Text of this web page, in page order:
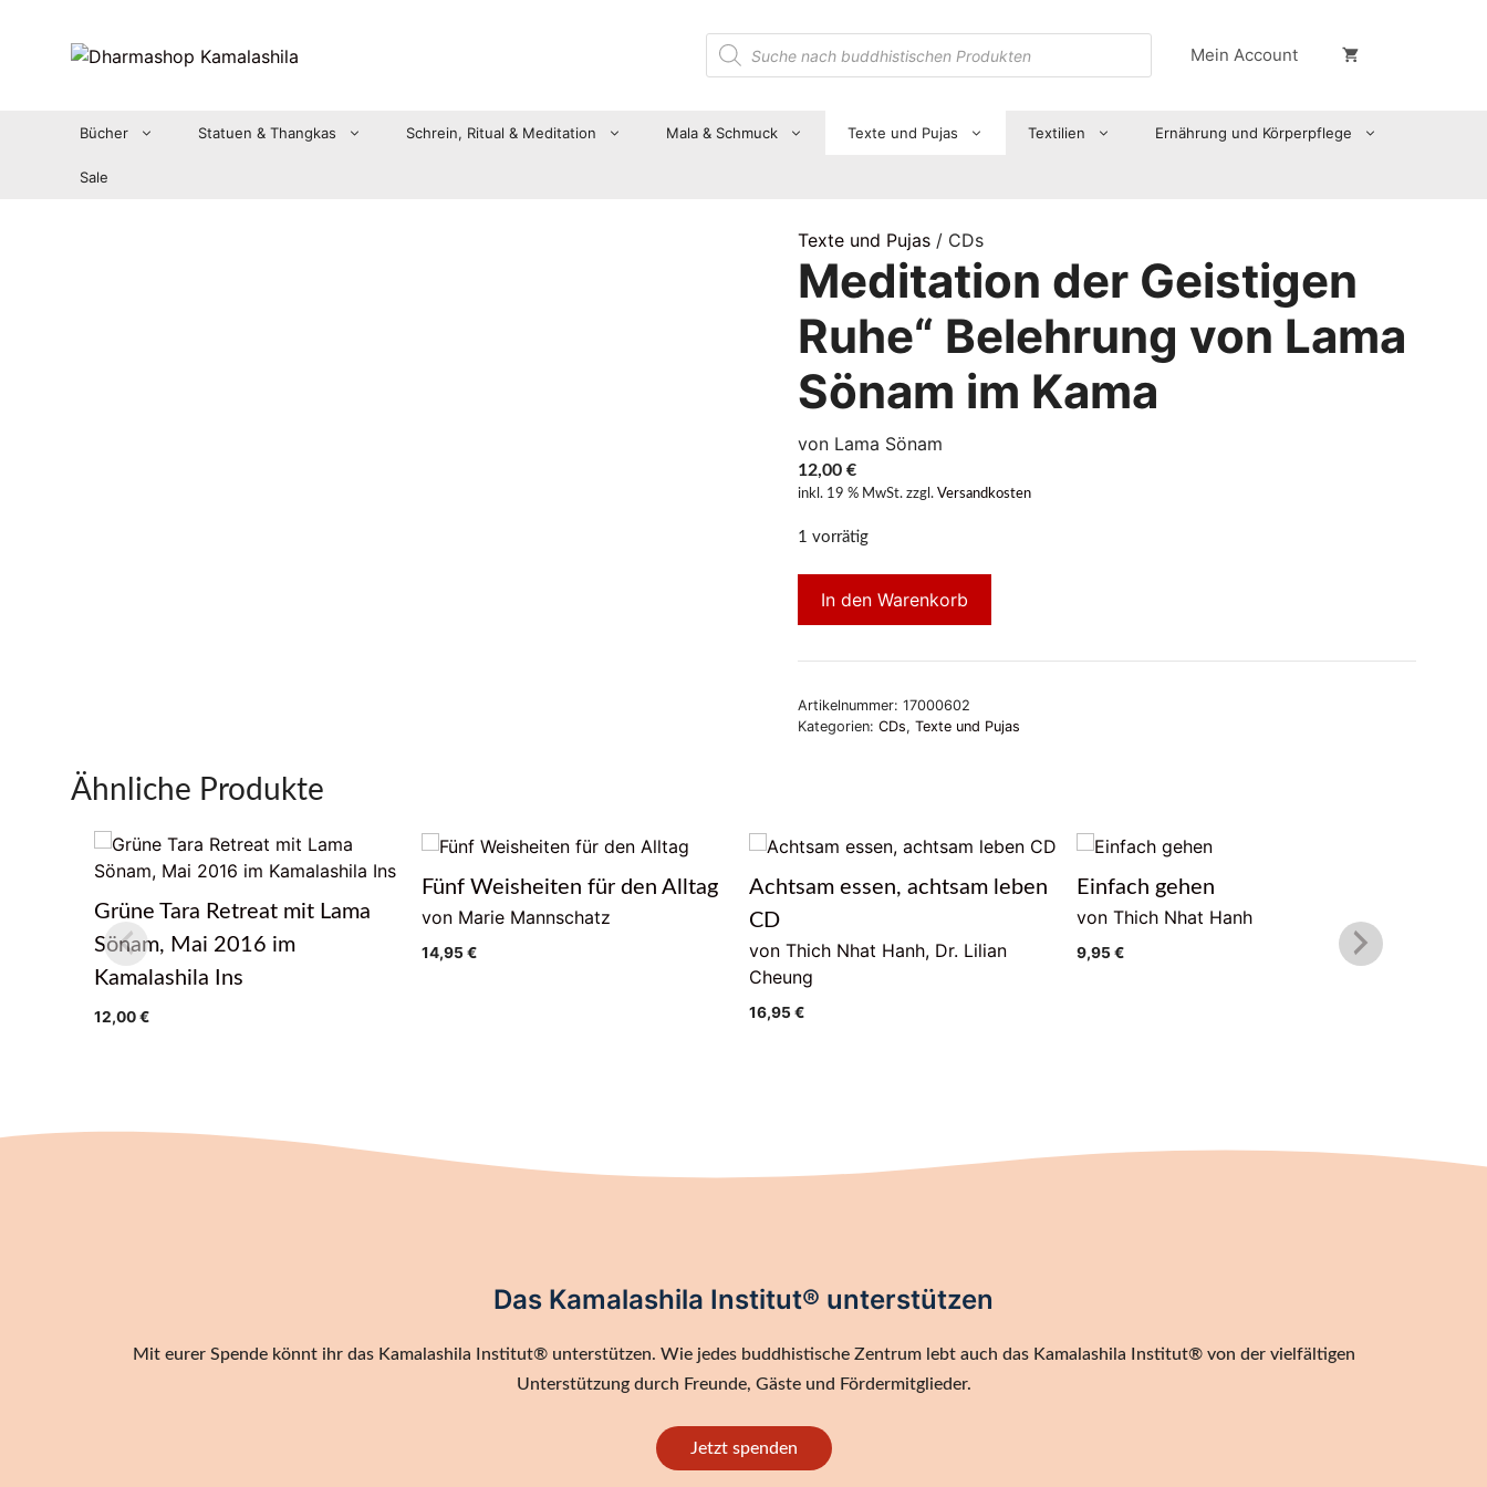
Suche
nach
Produkten
Mein Account
Bücher Statuen & Thangkas Schrein, Ritual & Meditation Mala & Schmuck Texte und Pujas Textilien Ernährung und Körperpflege
Sale
Texte und Pujas/ CDs
Meditation der Geistigen
Ruhe“ Belehrung von Lama
Sönam im Kama
von Lama Sönam
12,00 €
inkl. 19 % MwSt. zzgl. Versandkosten
1 vorrätig
In den Warenkorb
Artikelnummer: 17000602
Kategorien: CDs, Texte und Pujas
Ähnliche Produkte
Grüne Tara Retreat mit Lama
Sönam, Mai 2016 im
Kamalashila Ins
12,00€
Fünf Weisheiten für den Alltag
von Marie Mannschatz
14,95€
Achtsam essen, achtsam leben
CD
von Thich Nhat Hanh, Dr. Lilian
Cheung
16,95€
Einfach gehen
von Thich Nhat Hanh
9,95€
Das Kamalashila Institut® unterstützen
Mit eurer Spende könnt ihr das Kamalashila Institut® unterstützen. Wie jedes buddhistische Zentrum lebt auch das Kamalashila Institut® von der vielfältigen
Unterstützung durch Freunde, Gäste und Fördermitglieder.
Jetzt spenden